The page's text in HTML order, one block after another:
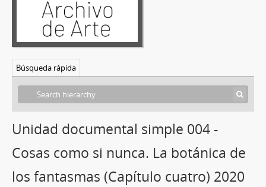
Búsqueda rápida
Unidad documental simple 004 -
Cosas como si nunca. La botánica de
los fantasmas (Capítulo cuatro) 2020